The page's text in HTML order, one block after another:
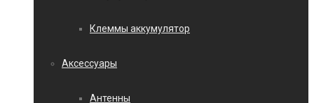
Клеммы аккумулятор
Аксессуары
Антенны